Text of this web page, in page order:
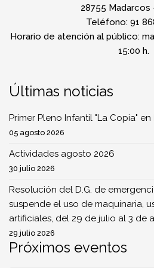
28755 Madarcos
Teléfono: 91
Horario de atención al público:
15:00 h.
Últimas noticias
Primer Pleno Infantil "La Copia"
05 agosto 2026
Actividades agosto 2026
30 julio 2026
Resolución del D.G. de
suspende el uso de maquinaria,
artificiales, del 29 de julio al 3 de
29 julio 2026
Próximos eventos